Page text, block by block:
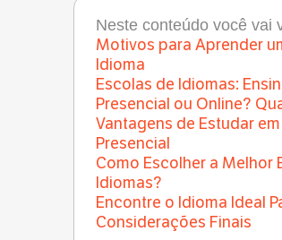
Curiosities●Ana Laura
Neste conteúdo você vai
Motivos para Aprender
Idioma
Escolas de Idiomas:
Presencial ou Online?
Vantagens de Estudar
Presencial
Como Escolher a Melhor
Idiomas?
Encontre o Idioma Ideal
Considerações Finais